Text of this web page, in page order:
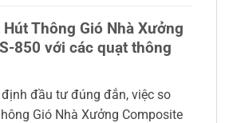
Thông Gió Nhà Xưởng
850 với các quạt thông
đầu tư đúng đắn, việc so
Gió Nhà Xưởng Composite